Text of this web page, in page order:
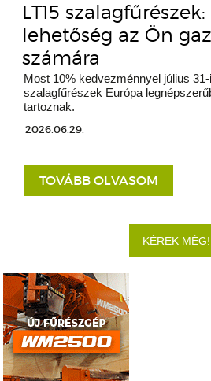
LT15
lehetőség az Ön
számára
Most 10% kedvezménnyel július
szalagfűrészek Európa
tartoznak.
2026.06.29.
TOVÁBB OLVASOM
KÉREK MÉG!